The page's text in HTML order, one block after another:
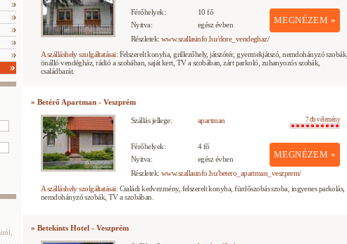
MEGNÉZEM »
Férőhelyek:
10 fő
Nyitva:
egész évben
Részletek: www.szallasinfo.hu/dore_vendeghaz/
A szálláshely szolgáltatásai: Felszerelt konyha, grillezőhely, játszótér, gyermekjátszó, nemdohányzó szobák,
önálló vendégház, rádió a szobában, saját kert, TV a szobában, zárt parkoló, zuhanyozós szobák,
családbarát.
» Betérő Apartman - Veszprém
Szállás jellege: apartman 7 db vélemény
MEGNÉZEM »
Férőhelyek:
4 fő
Nyitva:
egész évben
Részletek: www.szallasinfo.hu/betero_apartman_veszprem/
A szálláshely szolgáltatásai: Családi kedvezmény, felszerelt konyha, fürdőszobás szoba, ingyenes parkolás,
nemdohányzó szobák, TV a szobában.
» Betekints Hotel - Veszprém